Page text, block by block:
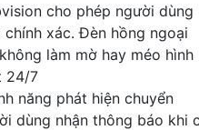
cho phép người dùng
xác. Đèn hồng ngoại
làm mờ hay méo hình
24/7
năng phát hiện chuyển
dùng nhận thông báo khi